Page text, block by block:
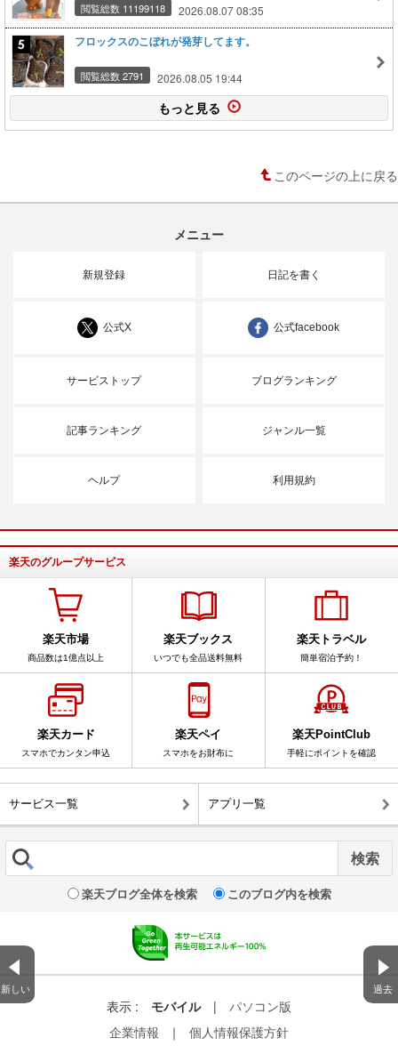
新しい 過去
閲覧総数 11199118 2026.08.07 08:35
フロックスのこぼれが発芽してます。
閲覧総数 2791 2026.08.05 19:44
もっと見る
このページの上に戻る
メニュー
新規登録 日記を書く
公式X 公式facebook
サービストップ ブログランキング
記事ランキング ジャンル一覧
ヘルプ 利用規約
楽天のグループサービス
楽天市場
商品数は1億点以上
楽天ブックス
いつでも全品送料無料
楽天トラベル
簡単宿泊予約！
楽天カード
スマホでカンタン申込
楽天ペイ
スマホをお財布に
楽天PointClub
手軽にポイントを確認
サービス一覧 アプリ一覧
楽天ブログ全体を検索 このブログ内を検索
表示 : モバイル |
パソコン版
企業情報
｜ 個人情報保護方針